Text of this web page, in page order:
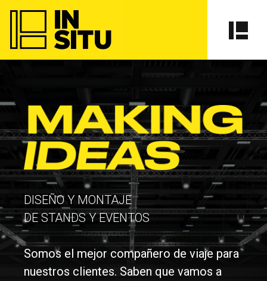
DISEÑO Y MONTAJE
DE STANDS Y EVENTOS
Somos el mejor compañero de viaje para
nuestros clientes. Saben que vamos a